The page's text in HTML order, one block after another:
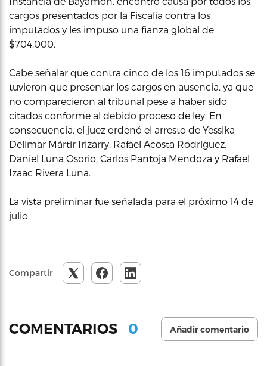
cargos presentados por la Fiscalía contra los
imputados y les impuso una fianza global de
$704,000.
Cabe señalar que contra cinco de los 16 imputados se
tuvieron que presentar los cargos en ausencia, ya que
no comparecieron al tribunal pese a haber sido
citados conforme al debido proceso de ley. En
consecuencia, el juez ordenó el arresto de Yessika
Delimar Mártir Irizarry, Rafael Acosta Rodríguez,
Daniel Luna Osorio, Carlos Pantoja Mendoza y Rafael
Izaac Rivera Luna.
La vista preliminar fue señalada para el próximo 14 de
julio.
Compartir
COMENTARIOS 0 Añadir comentario